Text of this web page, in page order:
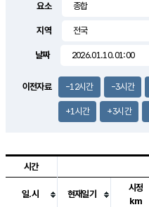
2.8m/s
요소
지역
날짜
이전자료 -12시간 -3시간
+1시간 +3시간
시간
일.시 현재일기
시정
km